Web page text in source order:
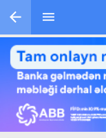
Skip to main content